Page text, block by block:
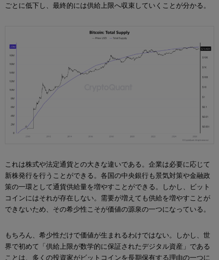
ごとに低下し、最終的には供給上限へ収束していくことが分かる。
これは株式や法定通貨との大きな違いである。企業は必要に応じて
新株発行を行うことができる。各国の中央銀行も景気対策や金融政
策の一環として通貨供給量を増やすことができる。しかし、ビット
コインにはそれが存在しない。需要が増えても供給を増やすことが
できないため、その希少性こそが価値の源泉の一つになっている。
もちろん、希少性だけで価値が生まれるわけではない。しかし、世
界で初めて「供給上限が数学的に保証されたデジタル資産」である
ことは、多くの投資家がビットコインを長期保有する理由の一つに